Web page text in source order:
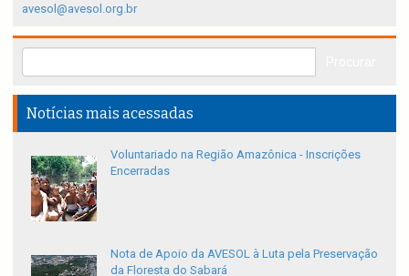
avesol@avesol.org.br
Notícias mais acessadas
Voluntariado na Região Amazônica - Inscrições
Encerradas
Nota de Apoio da AVESOL à Luta pela Preservação
da Floresta do Sabará